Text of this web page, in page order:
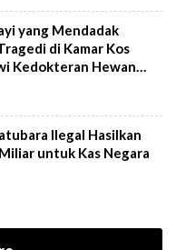
yang Mendadak
di Kamar Kos
Kedokteran Hewan
Ilegal Hasilkan
untuk Kas Negara